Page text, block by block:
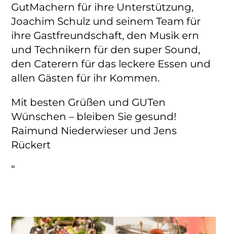
GutMachern für ihre Unterstützung,
Joachim Schulz und seinem Team für
ihre Gastfreundschaft, den Musik ern
und Technikern für den super Sound,
den Caterern für das leckere Essen und
allen Gästen für ihr Kommen.
Mit besten Grüßen und GUTen
Wünschen – bleiben Sie gesund!
Raimund Niederwieser und Jens
Rückert
“